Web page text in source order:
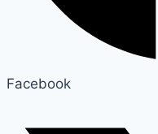
Facebook